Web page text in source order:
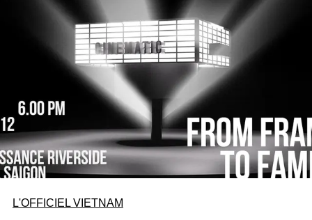
L'OFFICIEL VIETNAM